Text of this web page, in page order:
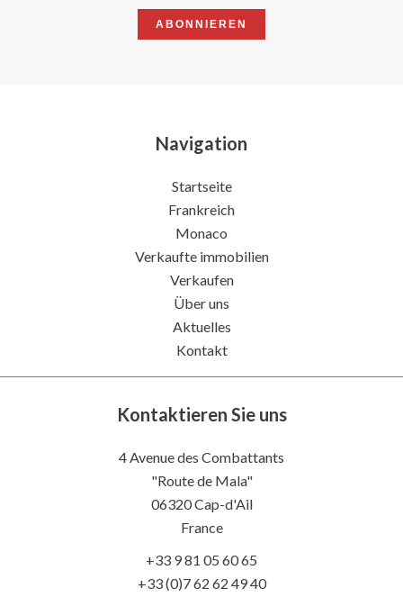
ABONNIEREN
Navigation
Startseite
Frankreich
Monaco
Verkaufte immobilien
Verkaufen
Über uns
Aktuelles
Kontakt
Kontaktieren Sie uns
4 Avenue des Combattants
"Route de Mala"
06320Cap-d'Ail
France
+33 9 81 05 60 65
+33 (0)7 62 62 49 40